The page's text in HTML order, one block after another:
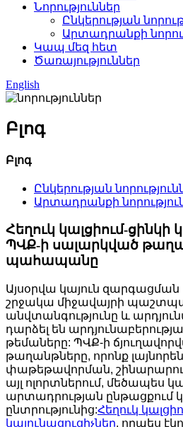
Նորություններ
Ընկերության
Արտադրանքի
Կապ մեզ հետ
Ծառայություններ
English
Բլոգ
Բլոգ
Ընկերության
Արտադրանքի
Հեղուկ կալցիում-ցինկի
ՊՎՔ-ի սալարկված
պահապանը
Այսօրվա կայուն
շրջակա միջավայրի
անվտանգությունը և
դարձել են
թեմաները: ՊՎՔ-ի
թաղանթները, որոնք
փաթեթավորման,
այլ ոլորտներում, մեծապես
արտադրության ընթացքում
ընտրությունից:Հեղուկ
կայունացուցիչներ, որպես